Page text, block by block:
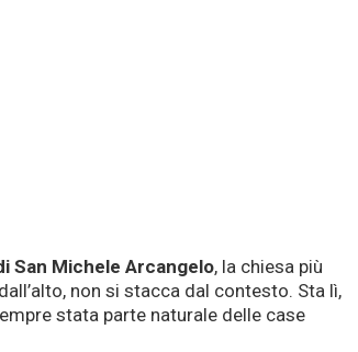
San Michele Arcangelo, la chiesa più
non si stacca dal contesto. Sta lì,
stata parte naturale delle case